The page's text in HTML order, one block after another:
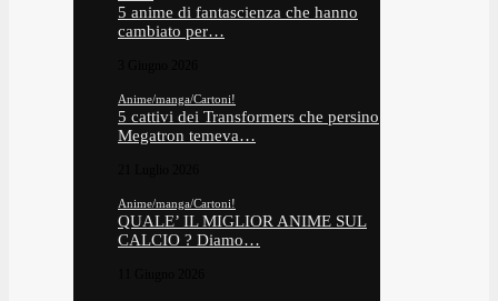
5 anime di fantascienza che hanno
cambiato per…
Anime/manga/Cartoni!
5 cattivi dei Transformers che persino
Megatron temeva…
Anime/manga/Cartoni!
QUALE’ IL MIGLIOR ANIME SUL
CALCIO ? Diamo…